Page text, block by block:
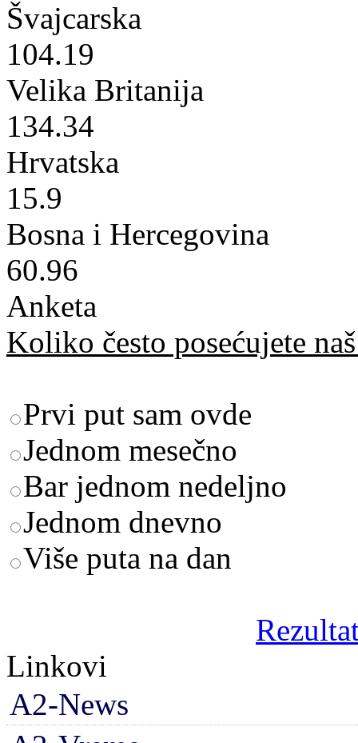
Švajcarska
104.19
Velika Britanija
134.34
Hrvatska
15.9
Bosna i Hercegovina
60.96
Anketa
Koliko često posećujete
Prvi put sam ovde
Jednom mesečno
Bar jednom nedeljno
Jednom dnevno
Više puta na dan
Linkovi
A2-News